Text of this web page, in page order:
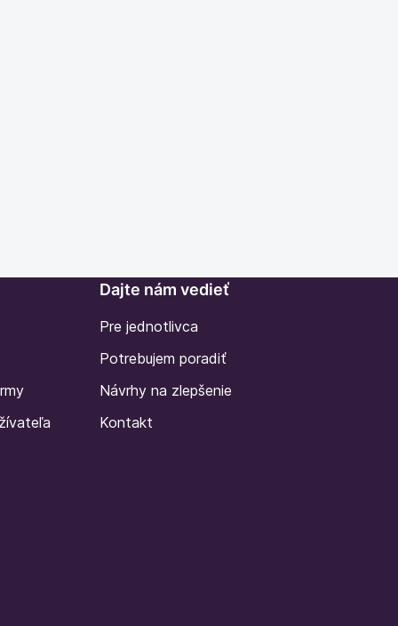
Dajte nám vedieť
Pre jednotlivca
Potrebujem poradiť
Návrhy na zlepšenie
Kontakt